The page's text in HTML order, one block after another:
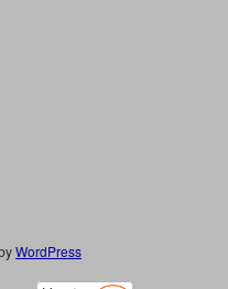
WordPress